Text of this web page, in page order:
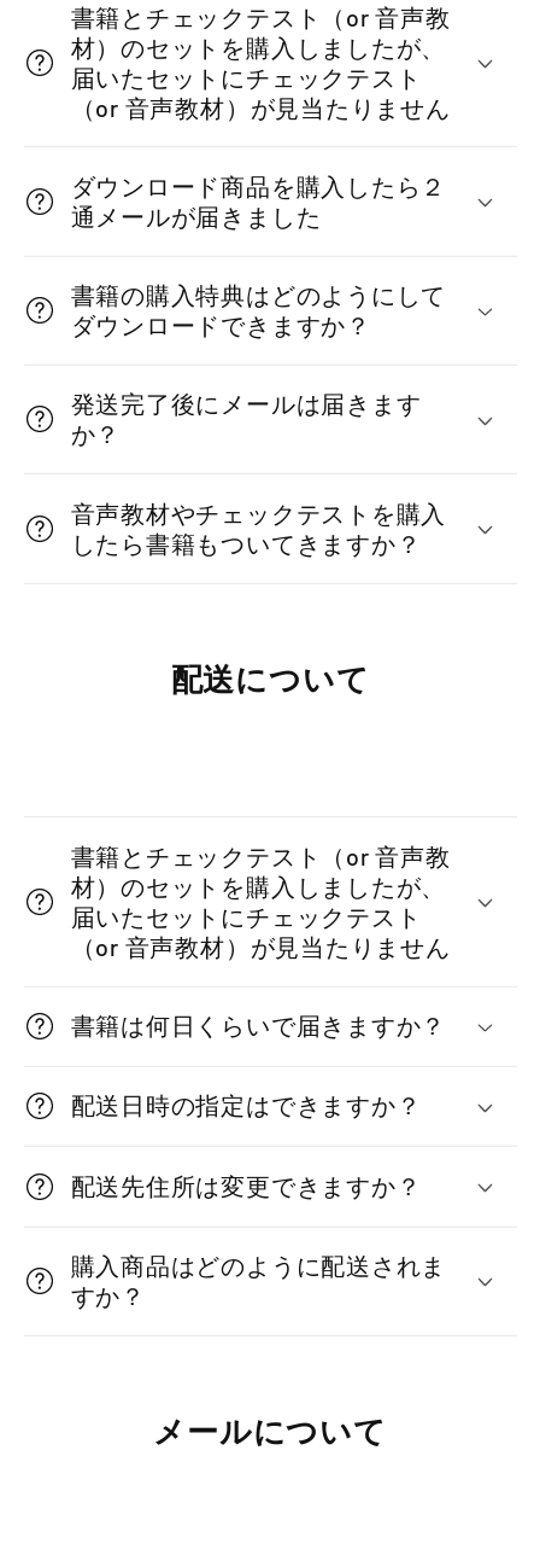
書籍とチェックテスト（or 音声教
材）のセットを購入しましたが、
届いたセットにチェックテスト
（or 音声教材）が見当たりません
ダウンロード商品を購入したら２
通メールが届きました
書籍の購入特典はどのようにして
ダウンロードできますか？
発送完了後にメールは届きます
か？
音声教材やチェックテストを購入
したら書籍もついてきますか？
配送について
た
能
コ
テ
ツ
書籍とチェックテスト（or 音声教
材）のセットを購入しましたが、
届いたセットにチェックテスト
（or 音声教材）が見当たりません
書籍は何日くらいで届きますか？
配送日時の指定はできますか？
配送先住所は変更できますか？
購入商品はどのように配送されま
すか？
メールについて